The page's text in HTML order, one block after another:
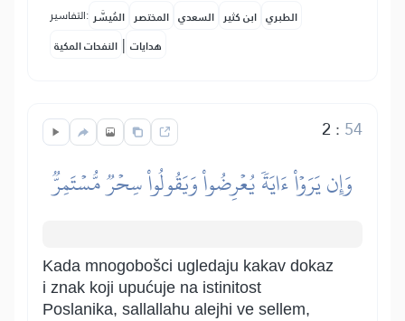
التفاسير: المُيسَّر المختصر السعدي ابن كثير الطبري
النفحات المكية | هدايات
2 : 54
وَإِن يَرَوۡاْ ءَايَةٗ يُعۡرِضُواْ وَيَقُولُواْ سِحۡرٞ مُّسۡتَمِرّٞ
Kada mnogobošci ugledaju kakav dokaz
i znak koji upućuje na istinitost
Poslanika, sallallahu alejhi ve sellem,